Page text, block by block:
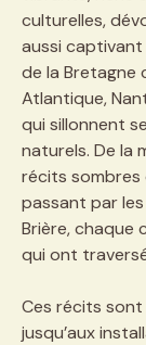
culturelles,
aussi
de la Bretagne
Atlantique,
qui sillonnent
naturels. De la
récits sombres
passant par
Brière, chaque
qui ont
Ces récits sont
jusqu’aux